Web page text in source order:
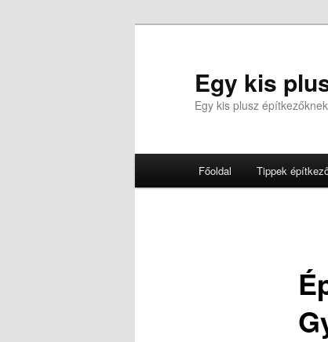
Egy kis
Egy kis plusz építkezőknek
Főoldal Tippek